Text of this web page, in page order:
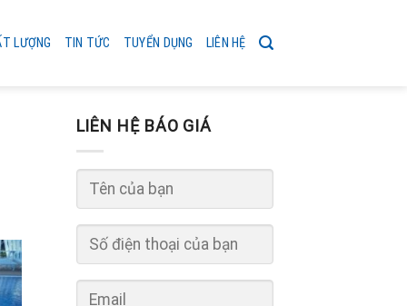
LƯỢNG TIN TỨC TUYỂN DỤNG LIÊN HỆ
LIÊN HỆ BÁO GIÁ